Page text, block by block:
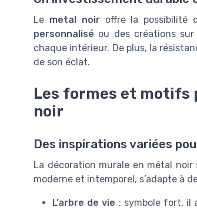
Le metal noiroffre la possibilité
personnalisé ou des créations
chaque intérieur. De plus, la
de son éclat.
Les formes et motifs
noir
Des inspirations variées
La décoration murale en métal
moderne et intemporel, s’adapte à
L’arbre de vie : symbole fort, il